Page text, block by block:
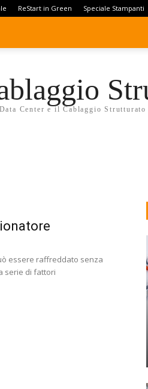
ReStart in Green Speciale Stampanti
Center e il Cablaggio Strutturato
essere raffreddato senza
serie di fattori